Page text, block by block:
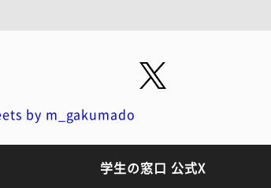
by m_gakumado
学生の窓口 公式X